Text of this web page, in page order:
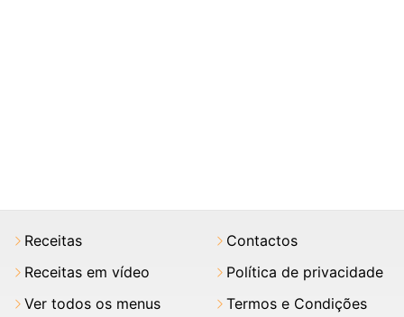
Receitas
Receitas em vídeo
Ver todos os menus
Contactos
Política de privacidade
Termos e Condições